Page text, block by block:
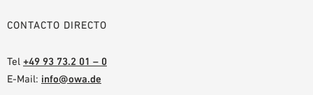
CONTACTO DIRECTO
Tel +49 93 73.2 01 – 0
E-Mail: info@owa.de